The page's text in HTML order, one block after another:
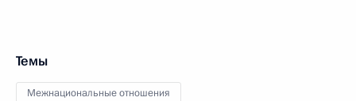
Темы
Межнациональные отношения